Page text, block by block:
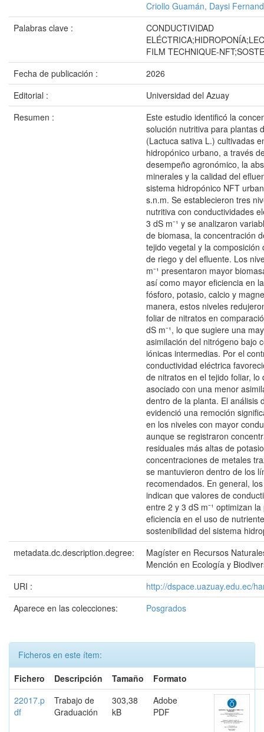
Criollo Guamán, Daysi
Palabras clave :
CONDUCTIVIDAD
FILM TECHNIQUE-
Fecha de publicación :
2026
Editorial :
Universidad del Azuay
Resumen :
Este estudio identificó la
solución nutritiva para plantas
(Lactuca sativa L.) cultivadas
hidropónico urbano, a través
desempeño agronómico, la
minerales y la calidad del
sistema hidropónico NFT
s.n.m. Se establecieron tres
nutritiva con conductividades
3 dS m⁻¹ y se analizaron
de biomasa, la concentración
tejido vegetal y la composición
de riego y del efluente. Los
m⁻¹ presentaron mayor
así como mayor eficiencia en
fósforo, potasio, calcio y
manera, estos niveles
foliar de nitratos en
dS m⁻¹, lo que sugiere una
asimilación del nitrógeno bajo
iónicas intermedias. Por el
conductividad eléctrica
de nitratos en el tejido foliar,
asociado con una menor
dentro de la planta. El análisis
evidenció una remoción
en los niveles con mayor
aunque se registraron
residuales más altas de
concentraciones de metales
se mantuvieron dentro de los
recomendados. En general,
indican que valores de
entre 2 y 3 dS m⁻¹ optimizan
eficiencia en el uso de
sostenibilidad del sistema
metadata.dc.description.degree:
Magíster en Recursos
Mención en Ecología y
URI :
http://dspace.uazuay.edu.ec/
Aparece en las colecciones:
Posgrados
Ficheros en este ítem:
Fichero
Descripción Tamaño
Formato
22017.p
df
Trabajo de
Graduación
303,38
kB
Adobe
PDF